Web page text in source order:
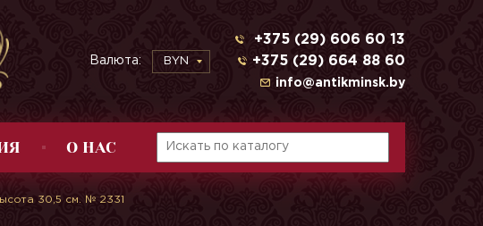
Валюта: BYN
+375 (29) 606 60 13
+375 (29) 664 88 60
info@antikminsk.by
О НАС
30,5 см. № 2331